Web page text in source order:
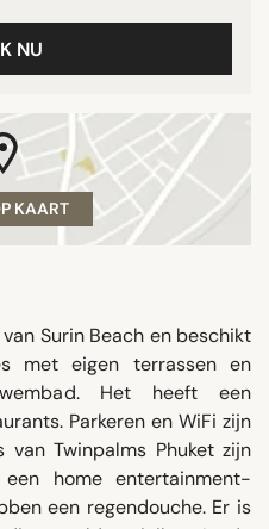
NU
KAART
Surin Beach en beschikt
met eigen terrassen en
Het heeft een
Parkeren en WiFi zijn
Twinpalms Phuket zijn
home entertainment-
een regendouche. Er is